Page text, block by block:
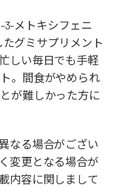
メトキシフェニ
たグミサプリメント
しい毎日でも手軽
。間食がやめられ
が難しかった方に
なる場合がござい
変更となる場合が
内容に関しまして